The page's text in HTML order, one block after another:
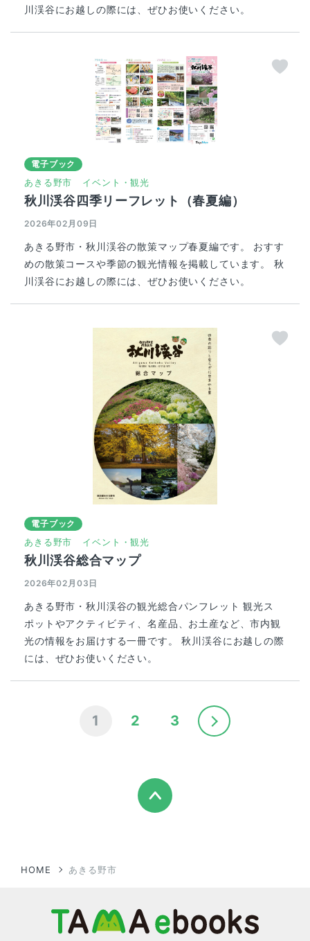
川渓谷にお越しの際には、ぜひお使いください。
電子ブック
あきる野市 イベント・観光
秋川渓谷四季リーフレット（春夏編）
2026年02月09日
あきる野市・秋川渓谷の散策マップ春夏編です。 おすす
めの散策コースや季節の観光情報を掲載しています。 秋
川渓谷にお越しの際には、ぜひお使いください。
電子ブック
あきる野市 イベント・観光
秋川渓谷総合マップ
2026年02月03日
あきる野市・秋川渓谷の観光総合パンフレット 観光ス
ポットやアクティビティ、名産品、お土産など、市内観
光の情報をお届けする一冊です。 秋川渓谷にお越しの際
には、ぜひお使いください。
1 2 3
HOME あきる野市